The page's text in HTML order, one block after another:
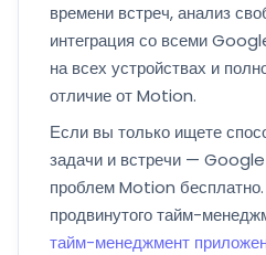
времени встреч, анализ
интеграция со всеми
на всех устройствах и
отличие от Motion.
Если вы только ищете
задачи и встречи —
проблем Motion
продвинутого тайм-
тайм-менеджмент